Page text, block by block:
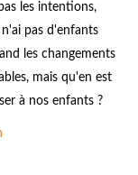
les intentions,
pas d'enfants
les changements
mais qu'en est
à nos enfants ?